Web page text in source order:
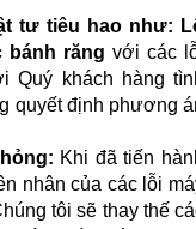
tư tiêu hao như:
bánh răng với các
Quý khách hàng
quyết định phương
Khi đã tiến
nhân của các lỗi
tôi sẽ thay thế